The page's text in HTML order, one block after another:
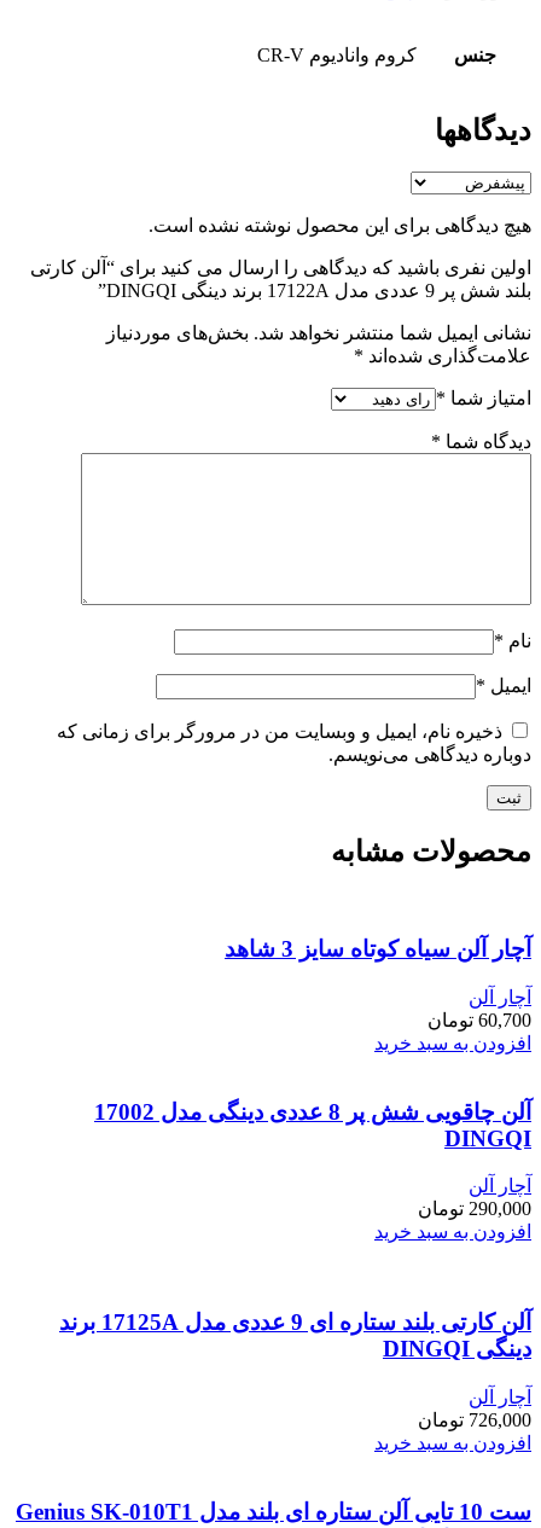
جنس کروم وانادیوم CR-V
دیدگاهها
هیچ دیدگاهی برای این محصول نوشته نشده است.
اولین نفری باشید که دیدگاهی را ارسال می کنید برای “آلن کارتی
بلند شش پر 9 عددی مدل 17122A برند دینگی DINGQI”
نشانی ایمیل شما منتشر نخواهد شد. بخش‌های موردنیاز
علامت‌گذاری شده‌اند *
امتیاز شما *
دیدگاه شما *
نام *
ایمیل *
ذخیره نام، ایمیل و وبسایت من در مرورگر برای زمانی که
دوباره دیدگاهی می‌نویسم.
محصولات مشابه
آچار آلن سیاه کوتاه سایز 3 شاهد
آچار آلن
60,700 تومان
افزودن به سبد خرید
آلن چاقویی شش پر 8 عددی دینگی مدل 17002
DINGQI
آچار آلن
290,000 تومان
افزودن به سبد خرید
آلن کارتی بلند ستاره ای 9 عددی مدل 17125A برند
دینگی DINGQI
آچار آلن
726,000 تومان
افزودن به سبد خرید
ست 10 تایی آلن ستاره ای بلند مدل Genius SK-010T1